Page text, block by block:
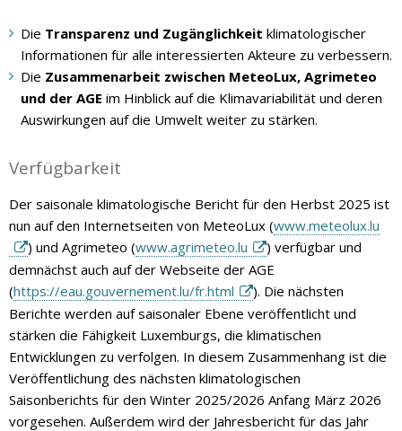
Die Transparenz und Zugänglichkeit klimatologischer
Informationen für alle interessierten Akteure zu verbessern.
Die Zusammenarbeit zwischen MeteoLux, Agrimeteo
und der AGE im Hinblick auf die Klimavariabilität und deren
Auswirkungen auf die Umwelt weiter zu stärken.
Verfügbarkeit
Der saisonale klimatologische Bericht für den Herbst 2025 ist
nun auf den Internetseiten von MeteoLux (www.meteolux.lu
) und Agrimeteo (www.agrimeteo.lu
) verfügbar und
demnächst auch auf der Webseite der AGE
(https://eau.gouvernement.lu/fr.html
). Die nächsten
Berichte werden auf saisonaler Ebene veröffentlicht und
stärken die Fähigkeit Luxemburgs, die klimatischen
Entwicklungen zu verfolgen. In diesem Zusammenhang ist die
Veröffentlichung des nächsten klimatologischen
Saisonberichts für den Winter 2025/2026 Anfang März 2026
vorgesehen. Außerdem wird der Jahresbericht für das Jahr